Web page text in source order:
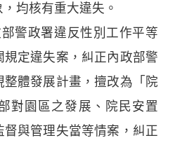
均核有重大違失。
警政署違反性別工作平等
定違失案，糾正內政部警
體發展計畫，擅改為「院
對園區之發展、院民安置
與管理失當等情案，糾正